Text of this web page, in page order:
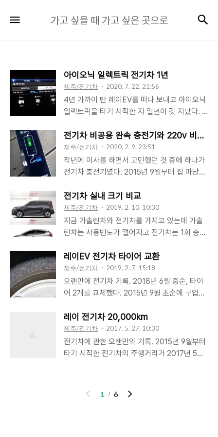
고
가
고
싶
곳
으
로
가고 싶을 때 가고 싶은 곳으로
아이오닉 일렉트릭 전기차 1년
제주/전기차 2020. 7. 22. 21:56
4년 가까이 탄 레이EV를 떠나 보내고 아이오닉
일렉트릭을 타기 시작한 지 일년이 갓 지났다. 1
딱 맞는 차라는 생각이 들어 선택했고 예상은 다
행히 틀리지 않았다. 니로EV나 코나 일렉트릭
등에 비하면 1회 충전 주행가능거리가 많이 짧지
만, 제주도에 살면서 외부에서 추가 충전을 해야
물다 보니 배터리 용량이 문제 되지는 않는다.
오히려 배터리 용량이 적어 차량 가격이 상대적
으로 낮은 것이 이점으로 다가왔다. 생각보다 그
리고 보기보다 넉넉한 트렁크 용량도 만족스럽
차를 구입 전후로 한동안 열심히 들락거렸던 전
기차 카페에 운행 1주년을 맞아 오랜만에 가봤
다. 아이오닉 ..
전기차 비공용 완속 충전기와 220v 비상용
제주/전기차 2020. 2. 9. 23:51
작년에 이사를 하면서 고민했던 것 중에 하나가
전기차 충전기였다. 2015년 9월부터 집 마당에
조금 문제가 있었지만 집에 충전기가 있어서 편
하게 그리고 저렴한 전기차용 요금을 잘 써오고
있었다. 이사를 간다면 당연히 떼어다 옮겨 설치
해야할 일이였지만 알아보니 이삿짐 옮기듯 하
충전기용 계량기가 따로 설치되어 있는데 이걸
떼어다 이사갈 곳에 충전기와 함께 설치하면 되
는 줄 알았다. 확인을 위해 한전에 문의를 했다.
내 생각과 달리 설치되어 있는 계량기는 철거하
한전불입금을 다시 내야한다는 의미. 7kw 계약
의 경우 40만원대. 거기다 계량기 신청, 전선 인
입, 충전기 ..
전기차 실내 크기 비교
제주/전기차 2019. 2. 10. 10:30
지금 가솔린차와 전기차를 가지고 있는데 가솔
린차는 사용빈도가 떨어지고 전기차는 1회 충전
새 전기차를 들일까 고민중이다. 요즘 가장 많이
이용하는 전기차 5대, 니로, 볼트, 쏘울, 아이오
닉, 코나의 실내 크기를 비교해 보았다. 실제 타
봐야 체감을 하겠지만 일단 수치로 비교를 해 본
2,7001,8201,4506.3니로
2,7001,8051,5705.3/ 5.5쏘울 부스터
2,6001,8001,6055.4/ 5.6 코나
2,6001,8001,5705.6/ 5.8볼트
했는데 다 정리하..
레이EV 전기차 타이어 교환
제주/전기차 2019. 2. 7. 15:18
오랜만에 전기차 기록. 2018년 6월 중순, 타이
어 2개를 교체했다. 2015년 9월 초순에 구입했
는 브릿지스톤의 에코피아 175/60R14 79Q. 레
이 휘발유 차량의 14인치 순정 타이어 규격은
165/60R14 75H. 바꾼 타이어는 굳이어
165/60R14 79H. 동일한 타이어로 바꾸지 않은
살 때는 나름 전기차라고 그에 맞는 고급 타이어
레이 전기차 20,000km
제주/전기차 2017. 5. 27. 10:30
전기차에 관한 오랜만의 기록. 2015년 9월부터
타기 시작한 전기차의 주행거리가 2017년 5월
점 줄어들지 않을까였다. 주행거리가 늘어날수
록 1회 충전으로 갈 수 있는 주행거리는 조금씩
이
1 6
다